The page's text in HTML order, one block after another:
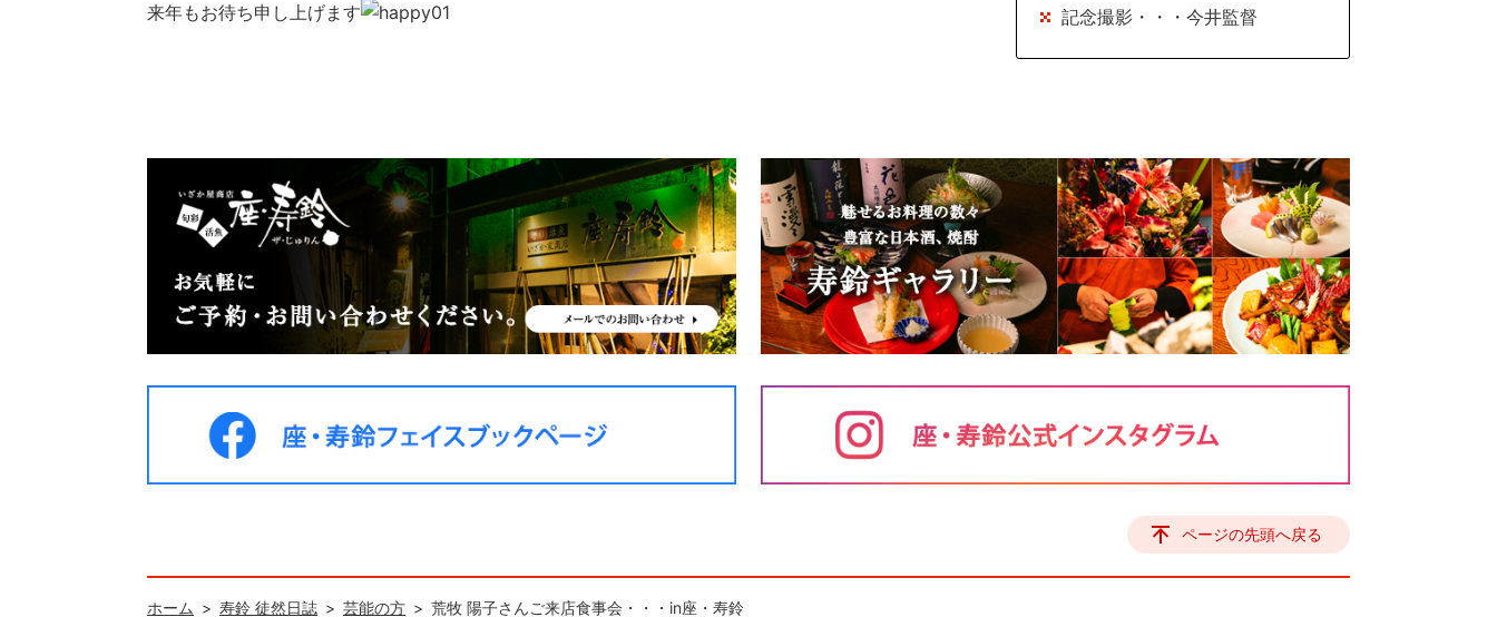
来年もお待ち申し上げます 記念撮影・・・今井監督
ページの先頭へ戻る
ホーム 寿鈴 徒然日誌 芸能の方 荒牧 陽子さんご来店食事会・・・in座・寿鈴